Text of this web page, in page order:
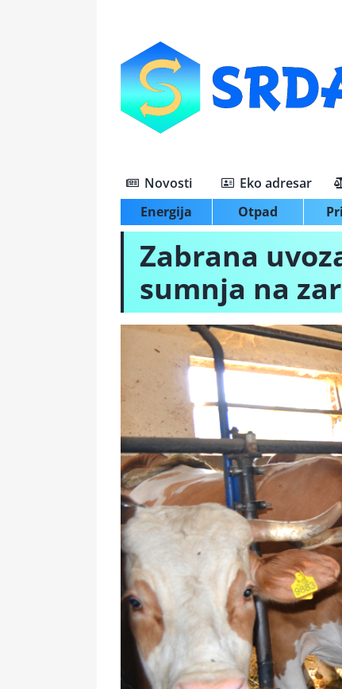
Novosti
Energija
Otpad
Eko adresar
Zabrana
sumnja na